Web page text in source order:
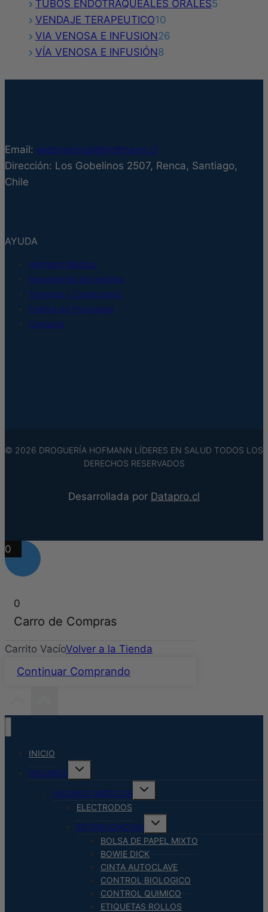
TUBOS ENDOTRAQUEALES ORALES5
VENDAJE TERAPEUTICO10
productos
VIA VENOSA E INFUSION26
VÍA VENOSA E INFUSIÓN88
Email: webmedical@hofmann.cl
Dirección: Los Gobelinos 2507, Renca, Santiago,
Chile
AYUDA
Hofmann Medical
Seguimiento de pedidos
Términos y Condiciones
Política de Privacidad
Contacto
© 2026 DROGUERÍA HOFMANN LÍDERES EN SALUD TODOS LOS
DERECHOS RESERVADOS
Desarrollada por Datapro.cl
0
0
Carro de Compras
Carrito VacíoVolver a la Tienda
Continuar Comprando
INICIO
INSUMOS
Alternar
INSUMOS MEDICOS
Alternar
ELECTRODOS
ESTERILIZACION
Alternar
hijo
BOLSA DE PAPEL MIXTO
BOWIE DICK
CINTA AUTOCLAVE
CONTROL BIOLOGICO
CONTROL QUIMICO
ETIQUETAS ROLLOS